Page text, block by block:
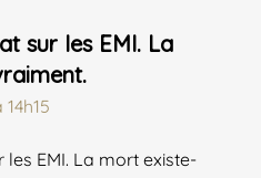
sur les EMI. La
14h15
EMI. La mort existe-